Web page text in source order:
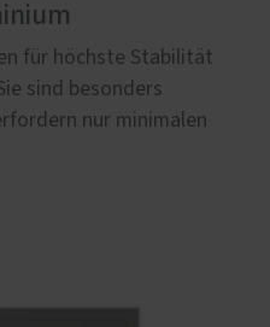
für höchste Stabilität
sind besonders
nur minimalen